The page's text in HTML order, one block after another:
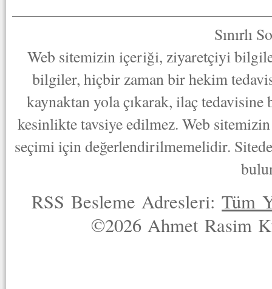
Sınırlı
Web sitemizin içeriği, ziyaretçiyi
bilgiler, hiçbir zaman bir hekim
kaynaktan yola çıkarak, ilaç
kesinlikte tavsiye edilmez. Web
seçimi için değerlendirilmemelidir.
RSS Besleme Adresleri:Tüm
©2026 Ahmet Rasim